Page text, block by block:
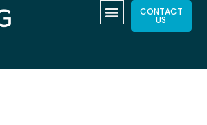
CONTACT
US